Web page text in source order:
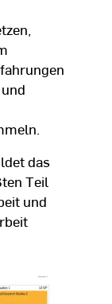
das
Teil
und